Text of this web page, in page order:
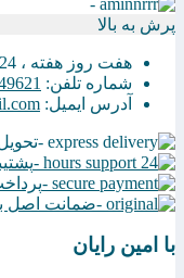
پرش به بالا
هفت روز هفته ، 24 ساعت شبانه‌روز پاسخگوی شما هستیم.
شماره تلفن:
آدرس ایمیل:
پشتیبانی
ضمانت اصل
با امین رایان